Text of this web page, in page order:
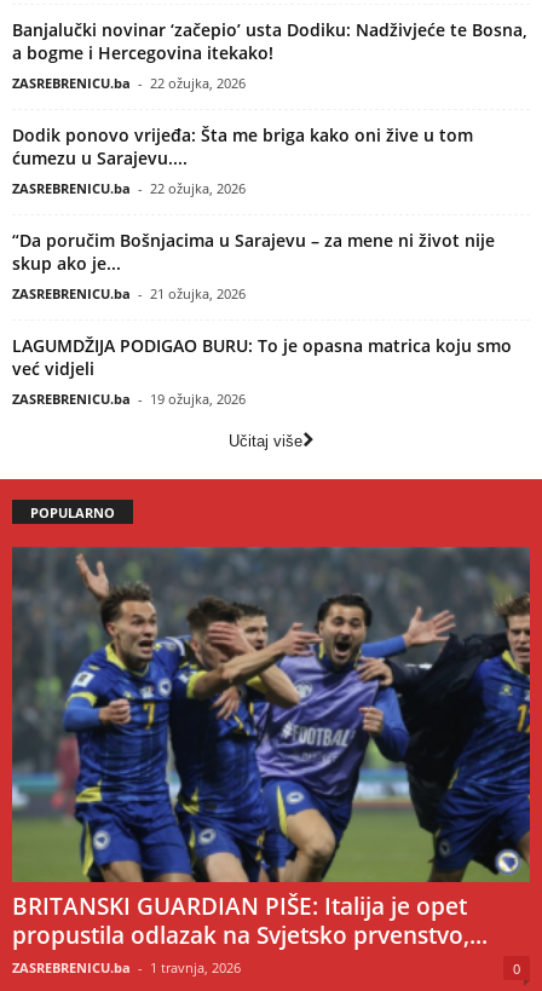
Banjalučki novinar ‘začepio’ usta Dodiku: Nadživjeće te Bosna,
a bogme i Hercegovina itekako!
ZASREBRENICU.ba - 22 ožujka, 2026
Dodik ponovo vrijeđa: Šta me briga kako oni žive u tom
ćumezu u Sarajevu....
ZASREBRENICU.ba - 22 ožujka, 2026
“Da poručim Bošnjacima u Sarajevu – za mene ni život nije
skup ako je...
ZASREBRENICU.ba - 21 ožujka, 2026
LAGUMDŽIJA PODIGAO BURU: To je opasna matrica koju smo
već vidjeli
ZASREBRENICU.ba - 19 ožujka, 2026
Učitaj više
POPULARNO
BRITANSKI GUARDIAN PIŠE: Italija je opet
propustila odlazak na Svjetsko prvenstvo,...
ZASREBRENICU.ba - 1 travnja, 2026 0